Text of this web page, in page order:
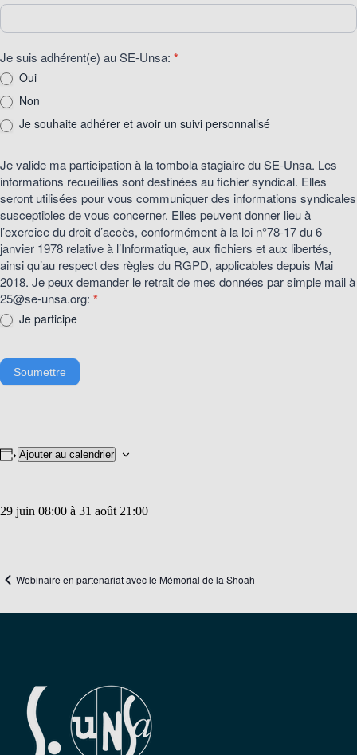
Je suis adhérent(e) au SE-Unsa: *
Oui
Non
Je souhaite adhérer et avoir un suivi personnalisé
Je valide ma participation à la tombola stagiaire du SE-Unsa. Les
informations recueillies sont destinées au fichier syndical. Elles
seront utilisées pour vous communiquer des informations syndicales
susceptibles de vous concerner. Elles peuvent donner lieu à
l’exercice du droit d’accès, conformément à la loi n°78-17 du 6
janvier 1978 relative à l’Informatique, aux fichiers et aux libertés,
ainsi qu’au respect des règles du RGPD, applicables depuis Mai
2018. Je peux demander le retrait de mes données par simple mail à
25@se-unsa.org: *
Je participe
Soumettre
Ajouter au calendrier
29 juin 08:00 à 31 août 21:00
Webinaire en partenariat avec le Mémorial de la Shoah